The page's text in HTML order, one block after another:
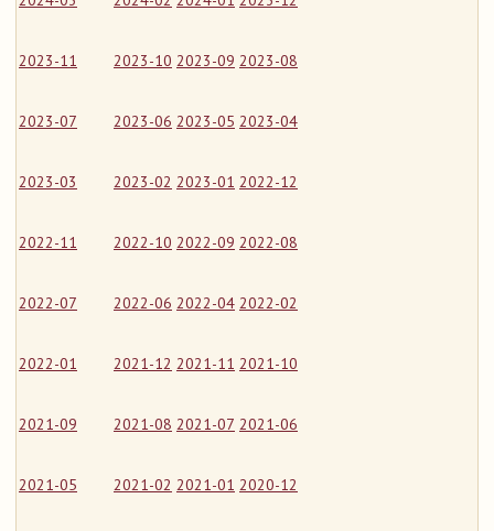
2023-11 2023-10 2023-09 2023-08
2023-07 2023-06 2023-05 2023-04
2023-03 2023-02 2023-01 2022-12
2022-11 2022-10 2022-09 2022-08
2022-07 2022-06 2022-04 2022-02
2022-01 2021-12 2021-11 2021-10
2021-09 2021-08 2021-07 2021-06
2021-05 2021-02 2021-01 2020-12